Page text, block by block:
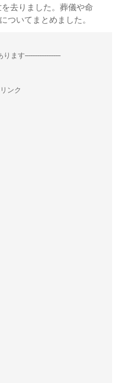
去りました。葬儀や命
ついてまとめました。
ます--------------------
ンク